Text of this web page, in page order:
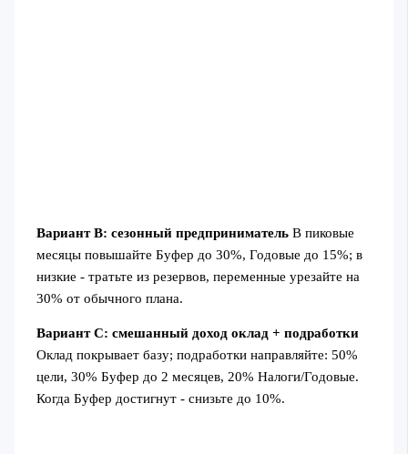
Вариант B: сезонный предпринимательВ пиковые
месяцы повышайте Буфер до 30%, Годовые до 15%; в
низкие - тратьте из резервов, переменные урезайте на
30% от обычного плана.
Вариант C: смешанный доход оклад + подработки
Оклад покрывает базу; подработки направляйте: 50%
цели, 30% Буфер до 2 месяцев, 20% Налоги/Годовые.
Когда Буфер достигнут - снизьте до 10%.